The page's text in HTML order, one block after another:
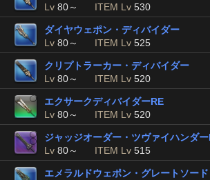
Lv 80～ ITEM Lv 530
ダイヤウェポン・ディバイダー
Lv 80～ ITEM Lv 525
クリプトラーカー・ディバイダー
Lv 80～ ITEM Lv 520
エクサークディバイダーRE
Lv 80～ ITEM Lv 520
ジャッジオーダー・ツヴァイハンダ
Lv 80～ ITEM Lv 515
エメラルドウェポン・グレートソード